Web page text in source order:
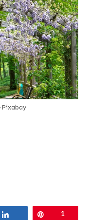
Partagez Épingle
1